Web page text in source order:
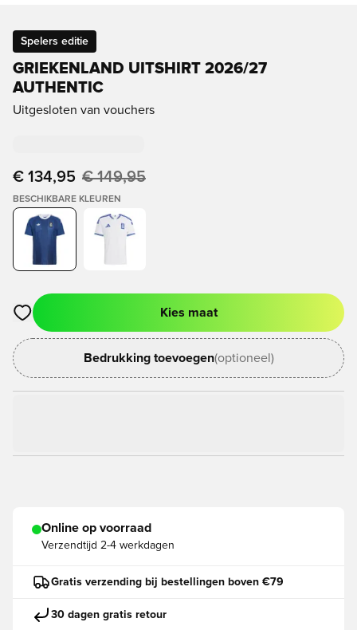
Spelers editie
GRIEKENLAND UITSHIRT 2026/27
AUTHENTIC
Uitgesloten van vouchers
€ 134,95 € 149,95
BESCHIKBARE KLEUREN
Opent een venster om in te loggen of je aan te melden als lid
Kies maat
Bedrukking toevoegen(optioneel)
Online op voorraad
Verzendtijd 2-4 werkdagen
Gratis verzending bij bestellingen boven €79
30 dagen gratis retour